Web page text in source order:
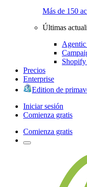
Más de 150
Últimas
Precios
Enterprise
Edition de
Iniciar sesión
Comienza gratis
Comienza gratis